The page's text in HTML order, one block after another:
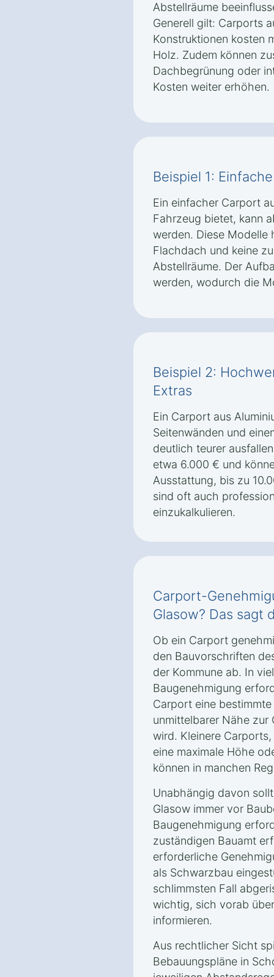
Abstellräume
Generell gilt: Carports
Konstruktionen kosten
Holz. Zudem können
Dachbegrünung oder
Kosten weiter erhöhen.
Beispiel 1:
Ein einfacher Carport
Fahrzeug bietet, kann
werden. Diese Modelle
Flachdach und keine
Abstellräume. Der
werden, wodurch die
Beispiel 2:
Extras
Ein Carport aus
Seitenwänden und
deutlich teurer
etwa 6.000 € und
Ausstattung, bis zu
sind oft auch
einzukalkulieren.
Carport-
Glasow? Das sagt
Ob ein Carport
den Bauvorschriften
der Kommune ab. In
Baugenehmigung
Carport eine
unmittelbarer Nähe zur
wird. Kleinere
eine maximale Höhe
können in manchen
Unabhängig davon
Glasow immer vor
Baugenehmigung
zuständigen Bauamt
erforderliche
als Schwarzbau
schlimmsten Fall
wichtig, sich vorab
informieren.
Aus rechtlicher Sicht
Bebauungspläne in